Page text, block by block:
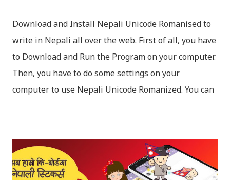
Download and Install Nepali Unicode Romanised to
write in Nepali all over the web. First of all, you have
to Download and Run the Program on your computer.
Then, you have to do some settings on your
computer to use Nepali Unicode Romanized. You can
Install Nepali Unicode Romanized in Windows XP:
Install: Run setup file; Go to control Panel; Open
Language and Regional settings; Open Regional